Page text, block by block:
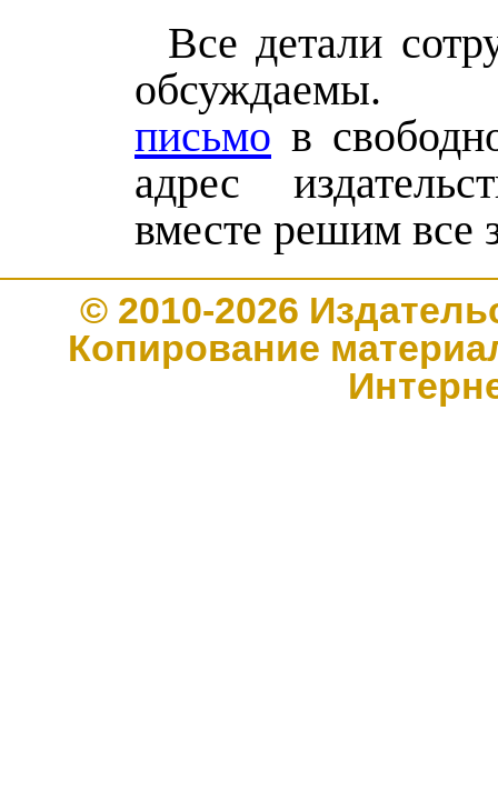
Все детали
письмо в
адрес
вместе решим все
© 2010-2026
Копирование